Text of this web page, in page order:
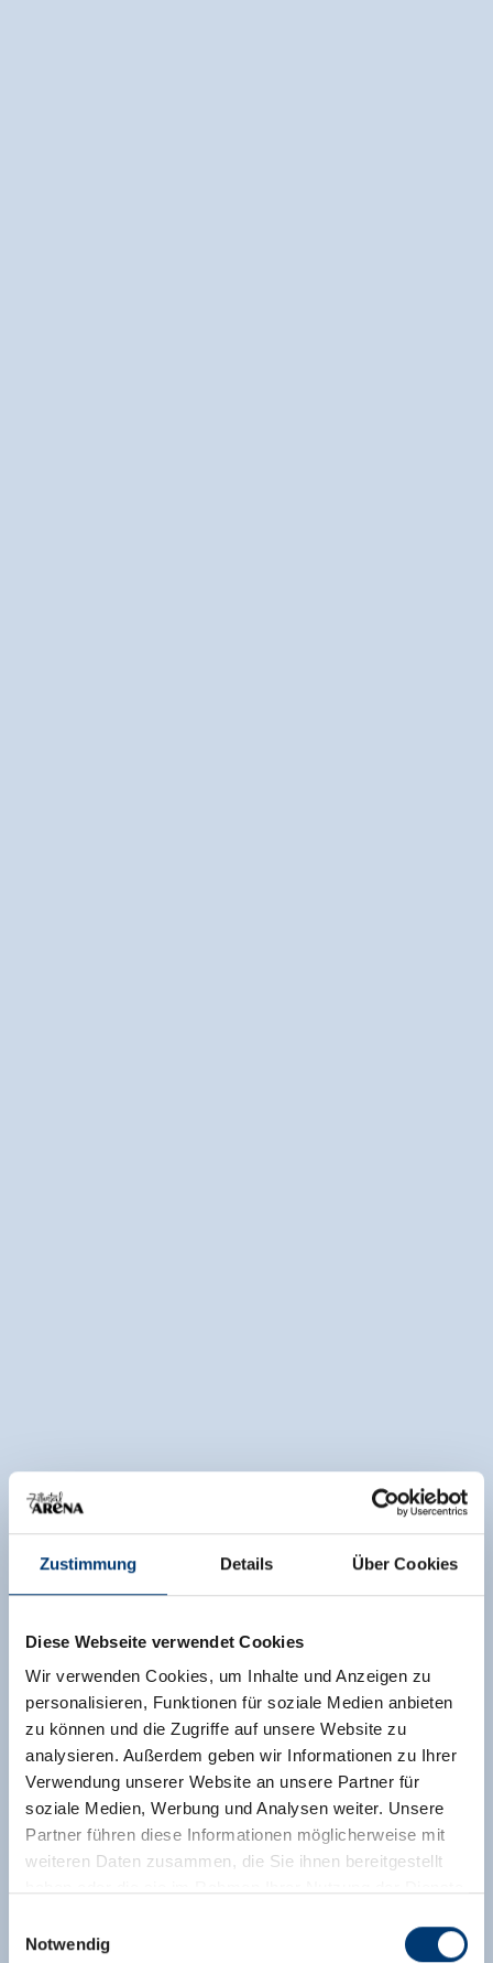
Zustimmung Details Über Cookies
Diese Webseite verwendet Cookies
Wir verwenden Cookies, um Inhalte und Anzeigen zu
personalisieren, Funktionen für soziale Medien anbieten
zu können und die Zugriffe auf unsere Website zu
analysieren. Außerdem geben wir Informationen zu Ihrer
Verwendung unserer Website an unsere Partner für
soziale Medien, Werbung und Analysen weiter. Unsere
Partner führen diese Informationen möglicherweise mit
weiteren Daten zusammen, die Sie ihnen bereitgestellt
Notwendig